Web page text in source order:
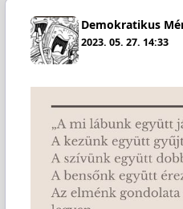
Demokratikus
2023. 05. 27. 14:33